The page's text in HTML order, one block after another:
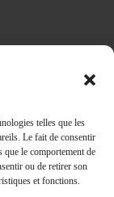
telles que les
Le fait de consentir
que le comportement de
ou de retirer son
et fonctions.